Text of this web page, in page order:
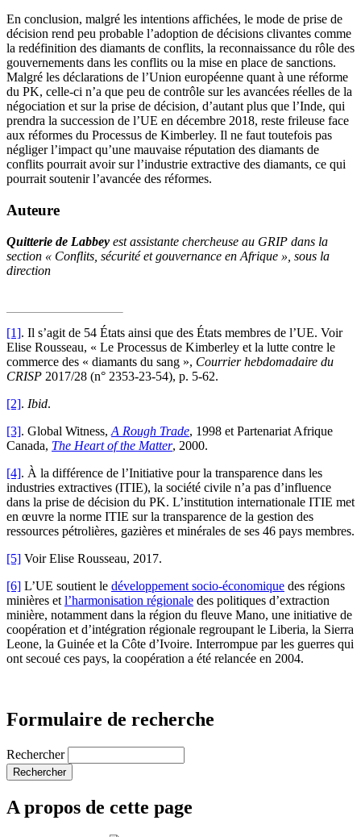
En conclusion, malgré les intentions affichées, le mode de prise de
décision rend peu probable l’adoption de décisions clivantes comme
la redéfinition des diamants de conflits, la reconnaissance du rôle des
gouvernements dans les conflits ou la mise en place de sanctions.
Malgré les déclarations de l’Union européenne quant à une réforme
du PK, celle-ci n’a que peu de contrôle sur les avancées réelles de la
négociation et sur la prise de décision, d’autant plus que l’Inde, qui
prendra la succession de l’UE en décembre 2018, reste frileuse face
aux réformes du Processus de Kimberley. Il ne faut toutefois pas
négliger l’impact qu’une mauvaise réputation des diamants de
conflits pourrait avoir sur l’industrie extractive des diamants, ce qui
pourrait soutenir l’avancée des réformes.
Auteure
Quitterie de Labbey est assistante chercheuse au GRIP dans la
section « Conflits, sécurité et gouvernance en Afrique », sous la
direction
[1]. Il s’agit de 54 États ainsi que des États membres de l’UE. Voir
Elise Rousseau, « Le Processus de Kimberley et la lutte contre le
commerce des « diamants du sang », Courrier hebdomadaire du
CRISP 2017/28 (n° 2353-23-54), p. 5-62.
[2]. Ibid.
[3]. Global Witness, A Rough Trade, 1998 et Partenariat Afrique
Canada, The Heart of the Matter, 2000.
[4]. À la différence de l’Initiative pour la transparence dans les
industries extractives (ITIE), la société civile n’a pas d’influence
dans la prise de décision du PK. L’institution internationale ITIE met
en œuvre la norme ITIE sur la transparence de la gestion des
ressources pétrolières, gazières et minérales de ses 46 pays membres.
[5] Voir Elise Rousseau, 2017.
[6] L’UE soutient le développement socio-économique des régions
minières et l’harmonisation régionale des politiques d’extraction
minière, notamment dans la région du fleuve Mano, une initiative de
coopération et d’intégration régionale regroupant le Liberia, la Sierra
Leone, la Guinée et la Côte d’Ivoire. Interrompue par les guerres qui
ont secoué ces pays, la coopération a été relancée en 2004.
Formulaire de recherche
Rechercher
A propos de cette page